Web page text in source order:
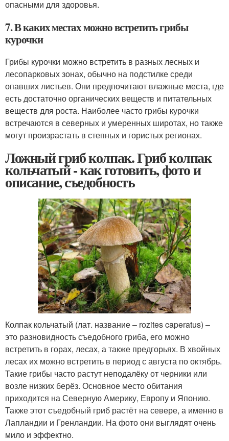
опасными для здоровья.
7. В каких местах можно встретить грибы
курочки
Грибы курочки можно встретить в разных лесных и
лесопарковых зонах, обычно на подстилке среди
опавших листьев. Они предпочитают влажные места, где
есть достаточно органических веществ и питательных
веществ для роста. Наиболее часто грибы курочки
встречаются в северных и умеренных широтах, но также
могут произрастать в степных и гористых регионах.
Ложный гриб колпак. Гриб колпак
кольчатый - как готовить, фото и
описание, съедобность
Колпак кольчатый (лат. название – rozites caperatus) –
это разновидность съедобного гриба, его можно
встретить в горах, лесах, а также предгорьях. В хвойных
лесах их можно встретить в период с августа по октябрь.
Такие грибы часто растут неподалёку от черники или
возле низких берёз. Основное место обитания
приходится на Северную Америку, Европу и Японию.
Также этот съедобный гриб растёт на севере, а именно в
Лапландии и Гренландии. На фото они выглядят очень
мило и эффектно.